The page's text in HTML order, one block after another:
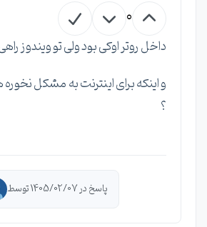
0
داخل روتر اوکی بود ولی تو ویندوز
و اینکه برای اینترنت به مشکل
؟
پاسخ در 1405/02/07 توسط